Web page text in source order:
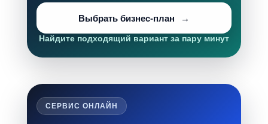
Выбрать бизнес-план
Найдите подходящий вариант за пару минут
СЕРВИС ОНЛАЙН